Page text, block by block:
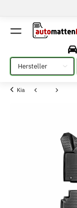
Bitte auswählen
Kia